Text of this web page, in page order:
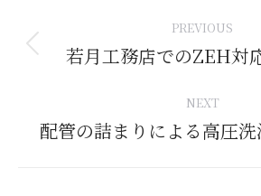
navigation
PREVIOUS
Previous
若月工務店でのZEH対
NEXT
Next
配管の詰まりによる高圧